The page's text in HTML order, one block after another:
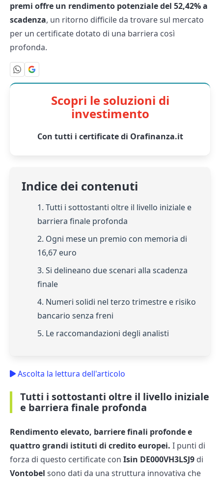
premi offre un rendimento potenziale del 52,42% a
scadenza, un ritorno difficile da trovare sul mercato
per un certificate dotato di una barriera così
profonda.
Scopri le soluzioni di
investimento
Con tutti i certificate di Orafinanza.it
Indice dei contenuti
1. Tutti i sottostanti oltre il livello iniziale e
barriera finale profonda
2. Ogni mese un premio con memoria di
16,67 euro
3. Si delineano due scenari alla scadenza
finale
4. Numeri solidi nel terzo trimestre e risiko
bancario senza freni
5. Le raccomandazioni degli analisti
Ascolta la lettura dell'articolo
Tutti i sottostanti oltre il livello iniziale
e barriera finale profonda
Rendimento elevato, barriere finali profonde e
quattro grandi istituti di credito europei. I punti di
forza di questo certificate con Isin DE000VH3LSJ9 di
Vontobel sono dati da una struttura innovativa che